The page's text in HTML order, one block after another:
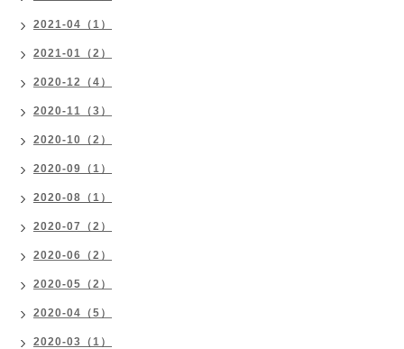
2021-04（1）
2021-01（2）
2020-12（4）
2020-11（3）
2020-10（2）
2020-09（1）
2020-08（1）
2020-07（2）
2020-06（2）
2020-05（2）
2020-04（5）
2020-03（1）